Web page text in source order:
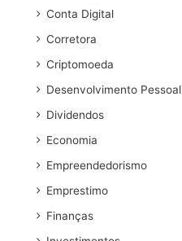
Conta Digital
Corretora
Criptomoeda
Desenvolvimento Pessoal
Dividendos
Economia
Empreendedorismo
Emprestimo
Finanças